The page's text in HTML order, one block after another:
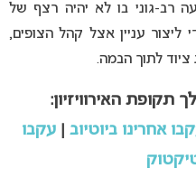
רב-גוני בו לא יהיה רצף של
ליצור עניין אצל קהל הצופים,
ציוד לתוך הבמה.
תקופת האירוויזיון:
אחרינו ביוטיוב
עקבו